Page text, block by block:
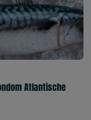
Atlantische